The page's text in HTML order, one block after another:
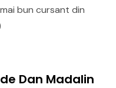
bun cursant din
Dan Madalin